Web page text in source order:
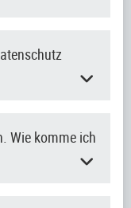
Wie komme ich